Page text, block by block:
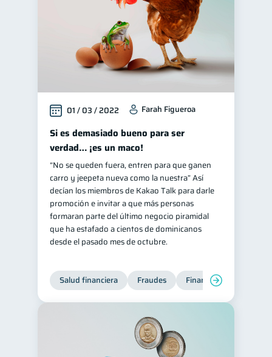
01 / 03 / 2022 Farah Figueroa
Si es demasiado bueno para ser
verdad… ¡es un maco!
“No se queden fuera, entren para que ganen
carro y jeepeta nueva como la nuestra” Así
decían los miembros de Kakao Talk para darle
promoción e invitar a que más personas
formaran parte del último negocio piramidal
que ha estafado a cientos de dominicanos
desde el pasado mes de octubre.
Salud financiera Fraudes Finanzas personales